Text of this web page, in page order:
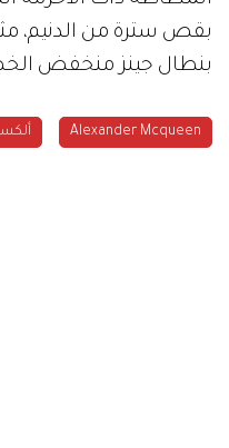
بقص سترة من الدنيم،
بنطال جينز منخفض
Alexander Mcqueen